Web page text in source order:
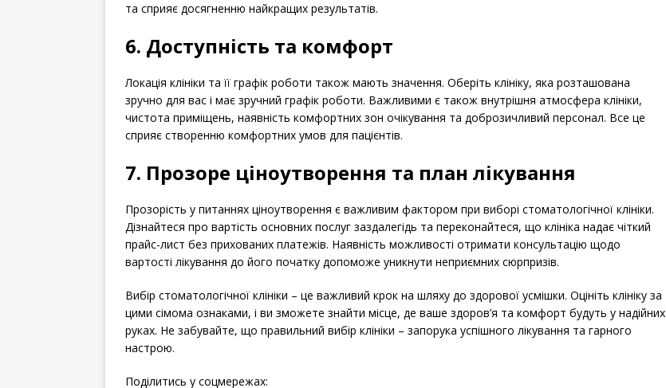
та сприяє досягненню найкращих результатів.
6. Доступність та комфорт
Локація клініки та її графік роботи також мають значення. Оберіть клініку, яка розташована
зручно для вас і має зручний графік роботи. Важливими є також внутрішня атмосфера клініки,
чистота приміщень, наявність комфортних зон очікування та доброзичливий персонал. Все це
сприяє створенню комфортних умов для пацієнтів.
7. Прозоре ціноутворення та план лікування
Прозорість у питаннях ціноутворення є важливим фактором при виборі стоматологічної клініки.
Дізнайтеся про вартість основних послуг заздалегідь та переконайтеся, що клініка надає чіткий
прайс-лист без прихованих платежів. Наявність можливості отримати консультацію щодо
вартості лікування до його початку допоможе уникнути неприємних сюрпризів.
Вибір стоматологічної клініки – це важливий крок на шляху до здорової усмішки. Оцініть клініку за
цими сімома ознаками, і ви зможете знайти місце, де ваше здоров’я та комфорт будуть у надійних
руках. Не забувайте, що правильний вибір клініки – запорука успішного лікування та гарного
настрою.
Поділитись у соцмережах: